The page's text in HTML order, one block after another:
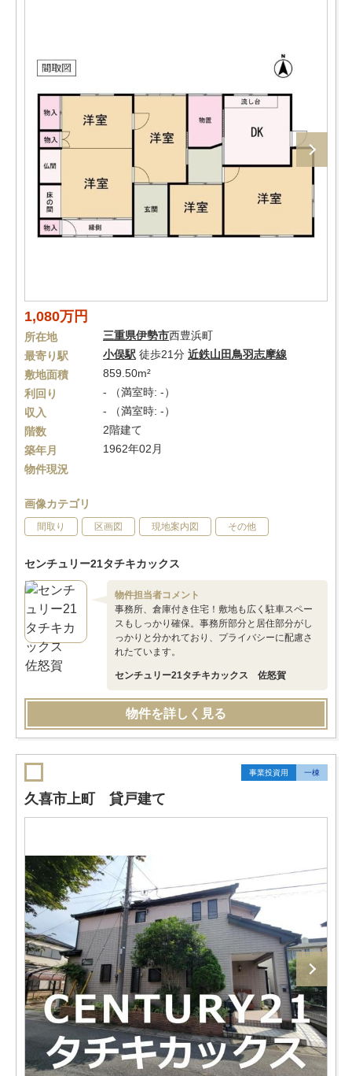
1,080万円
所在地 三重県伊勢市西豊浜町
最寄り駅
小俣駅 徒歩21分 近鉄山田鳥羽志摩線
敷地面積
859.50m²
利回り
- （満室時: -）
収入
- （満室時: -）
階数
2階建て
築年月
1962年02月
物件現況
画像カテゴリ
間取り 区画図 現地案内図 その他
センチュリー21タチキカックス
物件担当者コメント
事務所、倉庫付き住宅！敷地も広く駐車スペー
スもしっかり確保。事務所部分と居住部分がし
っかりと分かれており、プライバシーに配慮さ
れたています。
センチュリー21タチキカックス 佐怒賀
物件を詳しく見る
事業投資用 一棟
久喜市上町 貸戸建て